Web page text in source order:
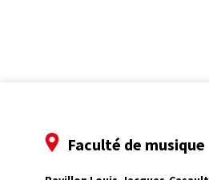
Faculté de musique